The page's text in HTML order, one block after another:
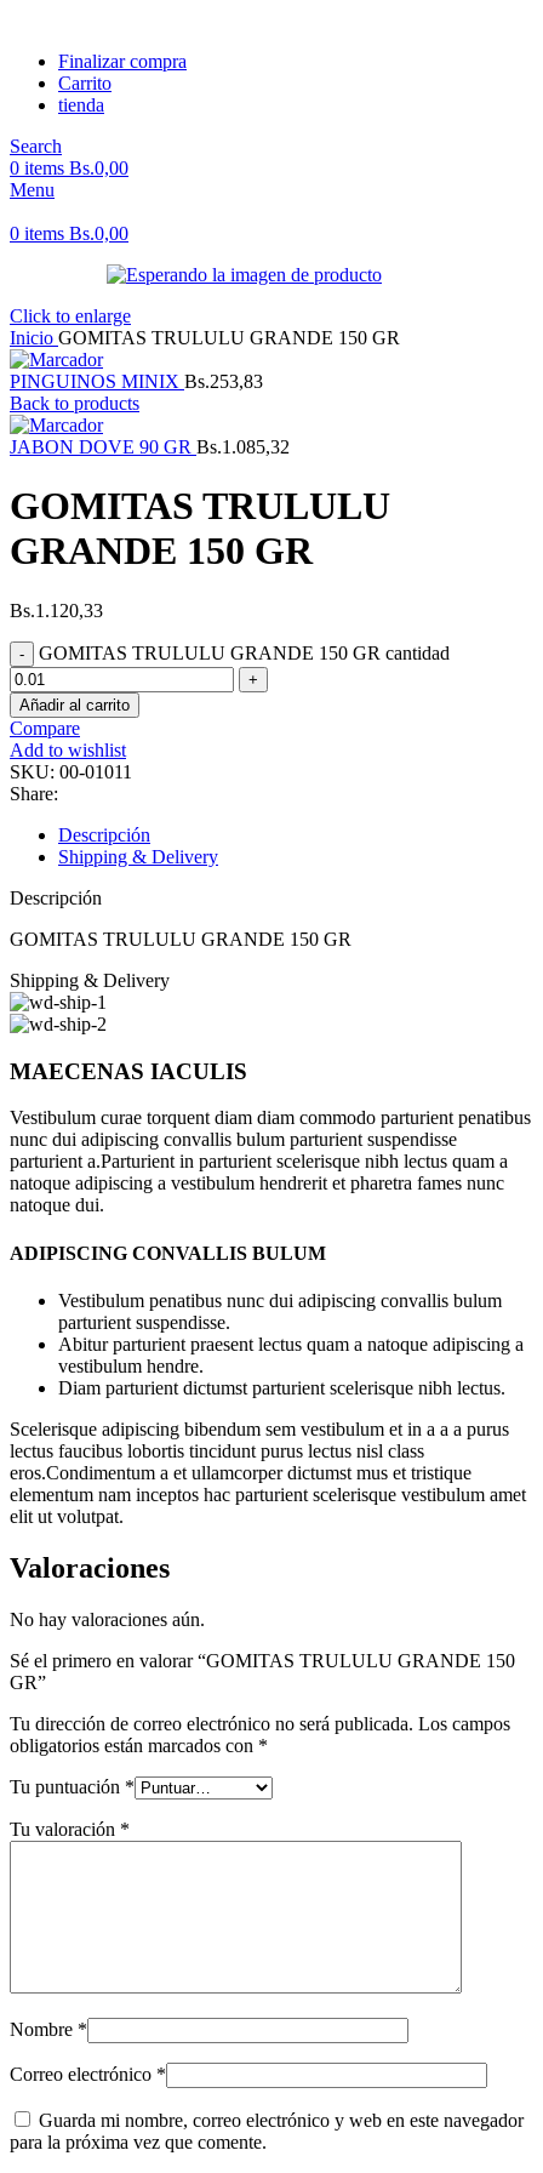
Finalizar compra
Carrito
tienda
Search
0 items Bs.0,00
Menu
0 items Bs.0,00
Click to enlarge
Inicio GOMITAS TRULULU GRANDE 150 GR
PINGUINOS MINIX Bs.253,83
Back to products
JABON DOVE 90 GR Bs.1.085,32
GOMITAS TRULULU
GRANDE 150 GR
Bs.1.120,33
GOMITAS TRULULU GRANDE 150 GR cantidad
Añadir al carrito
Compare
Add to wishlist
SKU: 00-01011
Share:
Descripción
Shipping & Delivery
Descripción
GOMITAS TRULULU GRANDE 150 GR
Shipping & Delivery
MAECENAS IACULIS
Vestibulum curae torquent diam diam commodo parturient penatibus
nunc dui adipiscing convallis bulum parturient suspendisse
parturient a.Parturient in parturient scelerisque nibh lectus quam a
natoque adipiscing a vestibulum hendrerit et pharetra fames nunc
natoque dui.
ADIPISCING CONVALLIS BULUM
Vestibulum penatibus nunc dui adipiscing convallis bulum
parturient suspendisse.
Abitur parturient praesent lectus quam a natoque adipiscing a
vestibulum hendre.
Diam parturient dictumst parturient scelerisque nibh lectus.
Scelerisque adipiscing bibendum sem vestibulum et in a a a purus
lectus faucibus lobortis tincidunt purus lectus nisl class
eros.Condimentum a et ullamcorper dictumst mus et tristique
elementum nam inceptos hac parturient scelerisque vestibulum amet
elit ut volutpat.
Valoraciones
No hay valoraciones aún.
Sé el primero en valorar “GOMITAS TRULULU GRANDE 150
GR”
Tu dirección de correo electrónico no será publicada. Los campos
obligatorios están marcados con *
Tu puntuación *
Tu valoración *
Nombre *
Correo electrónico *
Guarda mi nombre, correo electrónico y web en este navegador
para la próxima vez que comente.